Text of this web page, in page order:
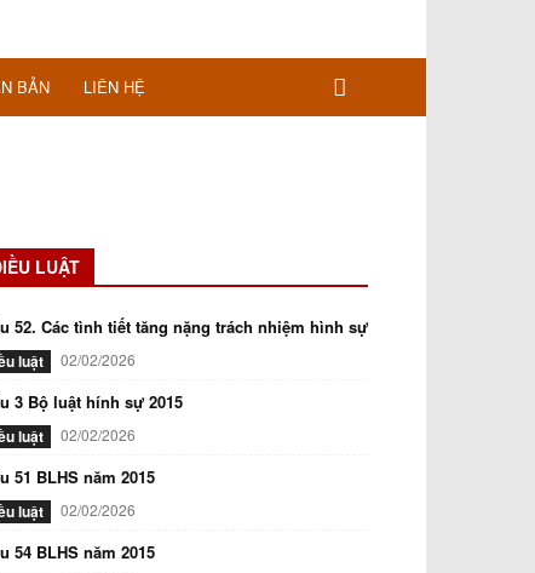
BẢN LIÊN HỆ
LUẬT
52. Các tình tiết tăng nặng trách nhiệm hình sự
luật 02/02/2026
3 Bộ luật hính sự 2015
luật 02/02/2026
51 BLHS năm 2015
luật 02/02/2026
54 BLHS năm 2015